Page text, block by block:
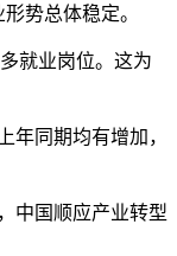
势总体稳定。
就业岗位。这为
同期均有增加，
中国顺应产业转型